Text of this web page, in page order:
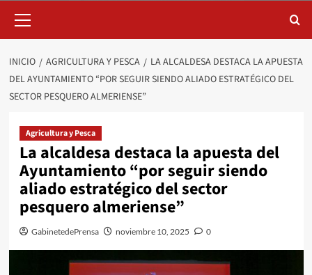
primario
INICIO AGRICULTURA Y PESCA
LA ALCALDESA DESTACA LA APUESTA
DEL AYUNTAMIENTO “POR SEGUIR SIENDO ALIADO ESTRATÉGICO DEL
SECTOR PESQUERO ALMERIENSE”
Agricultura y Pesca
La alcaldesa destaca la apuesta del
Ayuntamiento “por seguir siendo
aliado estratégico del sector
pesquero almeriense”
GabinetedePrensa noviembre 10, 2025 0